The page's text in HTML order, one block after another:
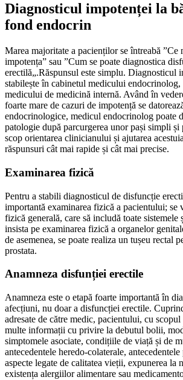
Diagnosticul impotenței la
fond endocrin
Marea majoritate a pacienților se întreabă ”Ce
impotența” sau ”Cum se poate diagnostica
erectilă„.Răspunsul este simplu. Diagnosticul
stabilește în cabinetul medicului
medicului de medicină internă. Având în
foarte mare de cazuri de impotență se
endocrinologice, medicul endocrinolog poate
patologie după parcurgerea unor pași simpli și
scop orientarea clinicianului și ajutarea
răspunsuri cât mai rapide și cât mai precise.
Examinarea fizică
Pentru a stabili diagnosticul de disfuncție
importantă examinarea fizică a pacientului; se
fizică generală, care să includă toate sistemele
insista pe examinarea fizică a organelor
de asemenea, se poate realiza un tușeu rectal
prostata.
Anamneza disfunției erectile
Anamneza este o etapă foarte importantă în
afecțiuni, nu doar a disfuncției erectile.
adresate de către medic, pacientului, cu
multe informații cu privire la debutul bolii,
simptomele asociate, condițiile de viață și de
antecedentele heredo-colaterale,
aspecte legate de calitatea vieții, expunerea la
existența alergiilor alimentare sau